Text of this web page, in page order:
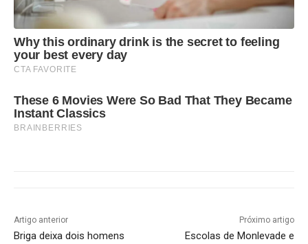
Why this ordinary drink is the secret to feeling
your best every day
CTA FAVORITE
These 6 Movies Were So Bad That They Became
Instant Classics
BRAINBERRIES
Artigo anterior
Briga deixa dois homens
Próximo artigo
Escolas de Monlevade e